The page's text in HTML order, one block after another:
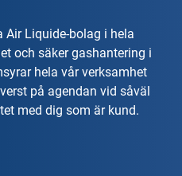
Air Liquide-bolag i hela
och säker gashantering i
hela vår verksamhet
på agendan vid såväl
med dig som är kund.